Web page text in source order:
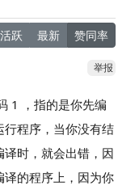
活跃 最新 赞同率
举报
1 ，指的是你先编
程序，当你没有结
时，就会出错，因
的程序上，因为你